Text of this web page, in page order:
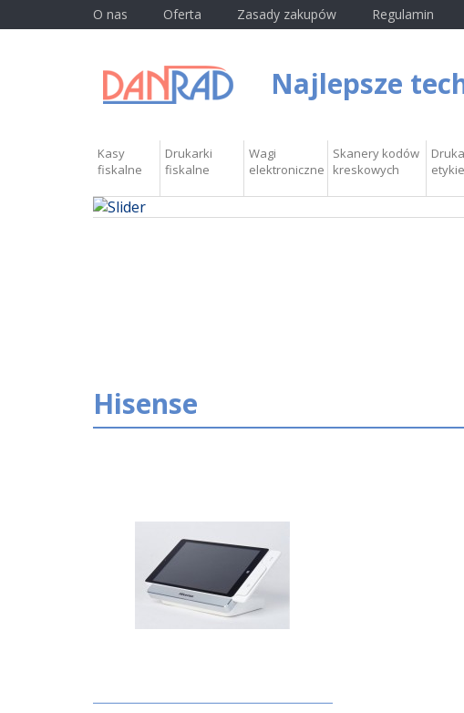
O nas Oferta Zasady zakupów Regulamin
Najlepsze
Kasy
fiskalne
Drukarki
fiskalne
Wagi
elektroniczne
Skanery kodów
kreskowych
Hisense